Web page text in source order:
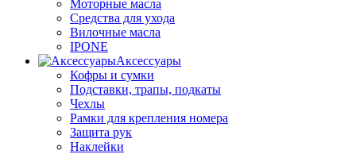
Моторные масла
Средства для ухода
Вилочные масла
IPONE
Аксессуары
Кофры и сумки
Подставки, трапы, подкаты
Чехлы
Рамки для крепления номера
Защита рук
Наклейки